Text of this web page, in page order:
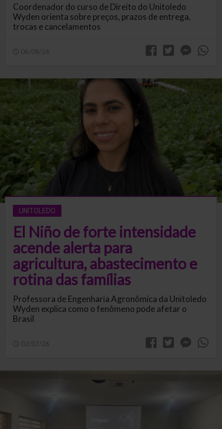
Coordenador do curso de Direito do Unitoledo
Wyden orienta sobre preços, prazos de entrega,
trocas e cancelamentos
06/08/26
UNITOLEDO
El Niño de forte intensidade
acende alerta para
agricultura, abastecimento e
rotina das famílias
Professora de Engenharia Agronômica da Unitoledo
Wyden explica como o fenômeno pode afetar o
Brasil
02/07/26